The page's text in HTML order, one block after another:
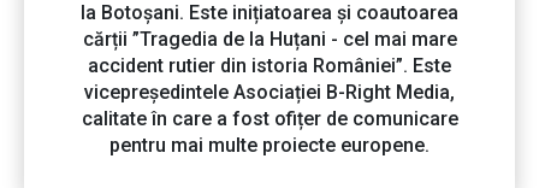
la Botoșani. Este inițiatoarea și coautoarea
cărții ”Tragedia de la Huțani - cel mai mare
accident rutier din istoria României”. Este
vicepreședintele Asociației B-Right Media,
calitate în care a fost ofițer de comunicare
pentru mai multe proiecte europene.